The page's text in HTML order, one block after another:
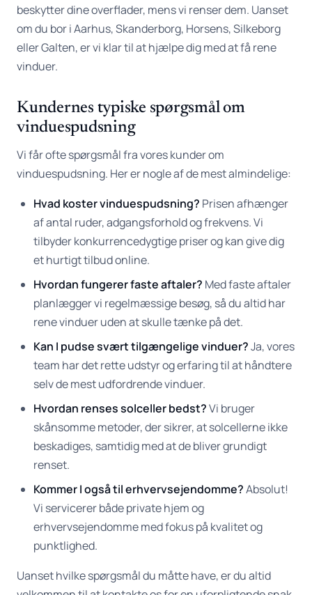
beskytter dine overflader, mens vi renser dem. Uanset
om du bor i Aarhus, Skanderborg, Horsens, Silkeborg
eller Galten, er vi klar til at hjælpe dig med at få rene
vinduer.
Kundernes typiske spørgsmål om
vinduespudsning
Vi får ofte spørgsmål fra vores kunder om
vinduespudsning. Her er nogle af de mest almindelige:
Hvad koster vinduespudsning? Prisen afhænger
af antal ruder, adgangsforhold og frekvens. Vi
tilbyder konkurrencedygtige priser og kan give dig
et hurtigt tilbud online.
Hvordan fungerer faste aftaler? Med faste aftaler
planlægger vi regelmæssige besøg, så du altid har
rene vinduer uden at skulle tænke på det.
Kan I pudse svært tilgængelige vinduer?Ja, vores
team har det rette udstyr og erfaring til at håndtere
selv de mest udfordrende vinduer.
Hvordan renses solceller bedst?Vi bruger
skånsomme metoder, der sikrer, at solcellerne ikke
beskadiges, samtidig med at de bliver grundigt
renset.
Kommer I også til erhvervsejendomme?Absolut!
Vi servicerer både private hjem og
erhvervsejendomme med fokus på kvalitet og
punktlighed.
Uanset hvilke spørgsmål du måtte have, er du altid